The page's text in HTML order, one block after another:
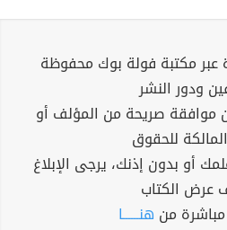
مكتبة فولة بوك محفوظة
ودور النشر
موافقة صريحة من المؤلف أو
للحقوق
أو بدون إذنك، يرجى الإبلاغ
عرض الكتاب
مباشرة من هنــــــا